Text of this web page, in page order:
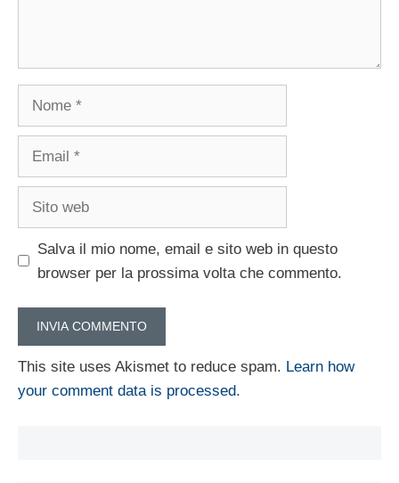
Salva il mio nome, email e sito web in questo
browser per la prossima volta che commento.
This site uses Akismet to reduce spam. Learn how
your comment data is processed.